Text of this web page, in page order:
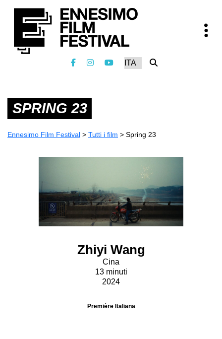
SPRING 23
Ennesimo Film Festival > Tutti i film > Spring 23
Zhiyi Wang
Cina
13 minuti
2024
Première Italiana